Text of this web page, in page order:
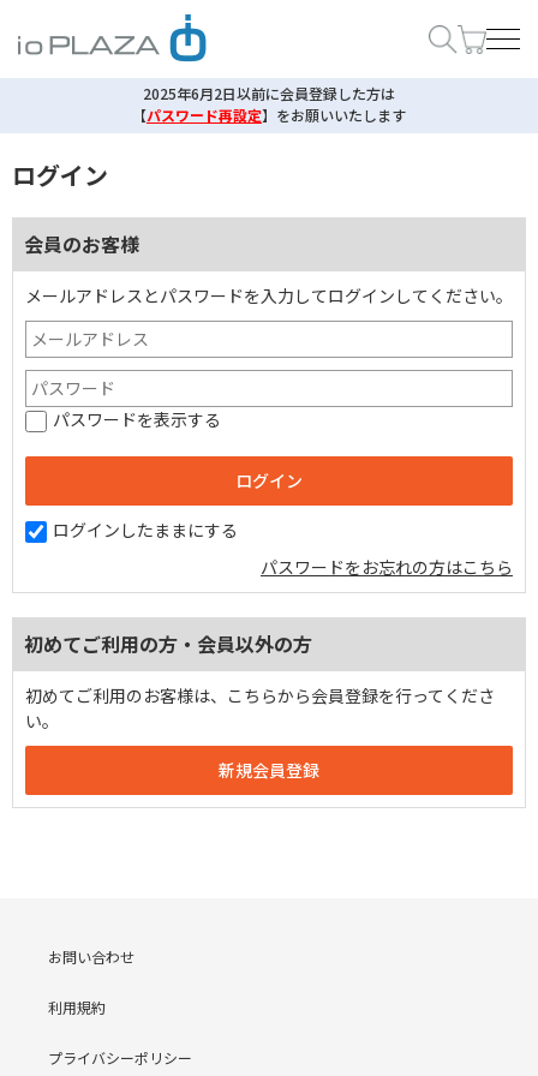
2025年6月2日以前に会員登録した方は
【パスワード再設定】 をお願いいたします
ログイン
会員のお客様
メールアドレスとパスワードを入力してログインしてください。
パスワードを表示する
ログインしたままにする
パスワードをお忘れの方はこちら
初めてご利用の方・会員以外の方
初めてご利用のお客様は、こちらから会員登録を行ってくださ
い。
お問い合わせ
利用規約
プライバシーポリシー